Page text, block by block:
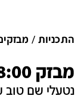
התכניות
מבזק 08:00: תאונה בצור הדסה
נטעלי שם טוב